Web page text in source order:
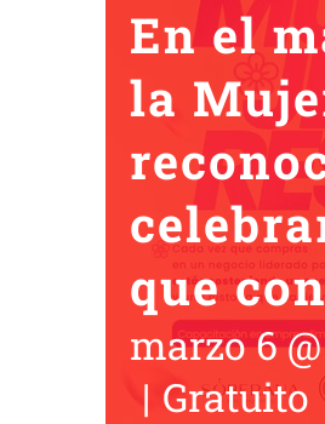
En el
la
que
marzo 6
| Gratuito